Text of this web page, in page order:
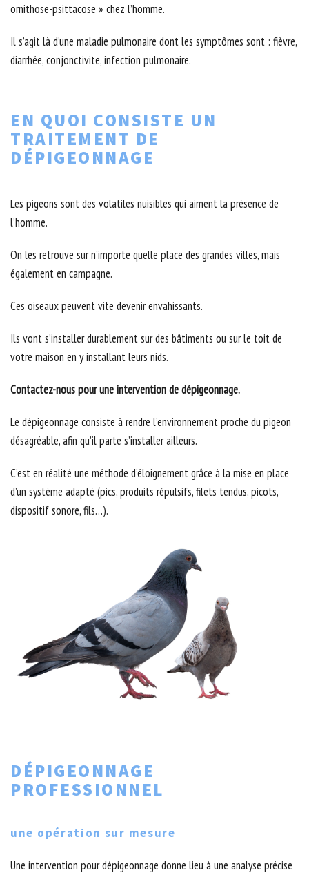
ornithose-psittacose » chez l’homme.
Il s’agit là d’une maladie pulmonaire dont les symptômes sont : fièvre,
diarrhée, conjonctivite, infection pulmonaire.
EN QUOI CONSISTE UN
TRAITEMENT DE
DÉPIGEONNAGE
Les pigeons sont des volatiles nuisibles qui aiment la présence de
l’homme.
On les retrouve sur n’importe quelle place des grandes villes, mais
également en campagne.
Ces oiseaux peuvent vite devenir envahissants.
Ils vont s’installer durablement sur des bâtiments ou sur le toit de
votre maison en y installant leurs nids.
Contactez-nous pour une intervention de dépigeonnage.
Le dépigeonnage consiste à rendre l’environnement proche du pigeon
désagréable, afin qu’il parte s’installer ailleurs.
C’est en réalité une méthode d’éloignement grâce à la mise en place
d’un système adapté (pics, produits répulsifs, filets tendus, picots,
dispositif sonore, fils…).
DÉPIGEONNAGE
PROFESSIONNEL
une opération sur mesure
Une intervention pour dépigeonnage donne lieu à une analyse précise